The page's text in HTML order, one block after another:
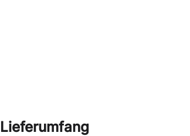
Lieferumfang